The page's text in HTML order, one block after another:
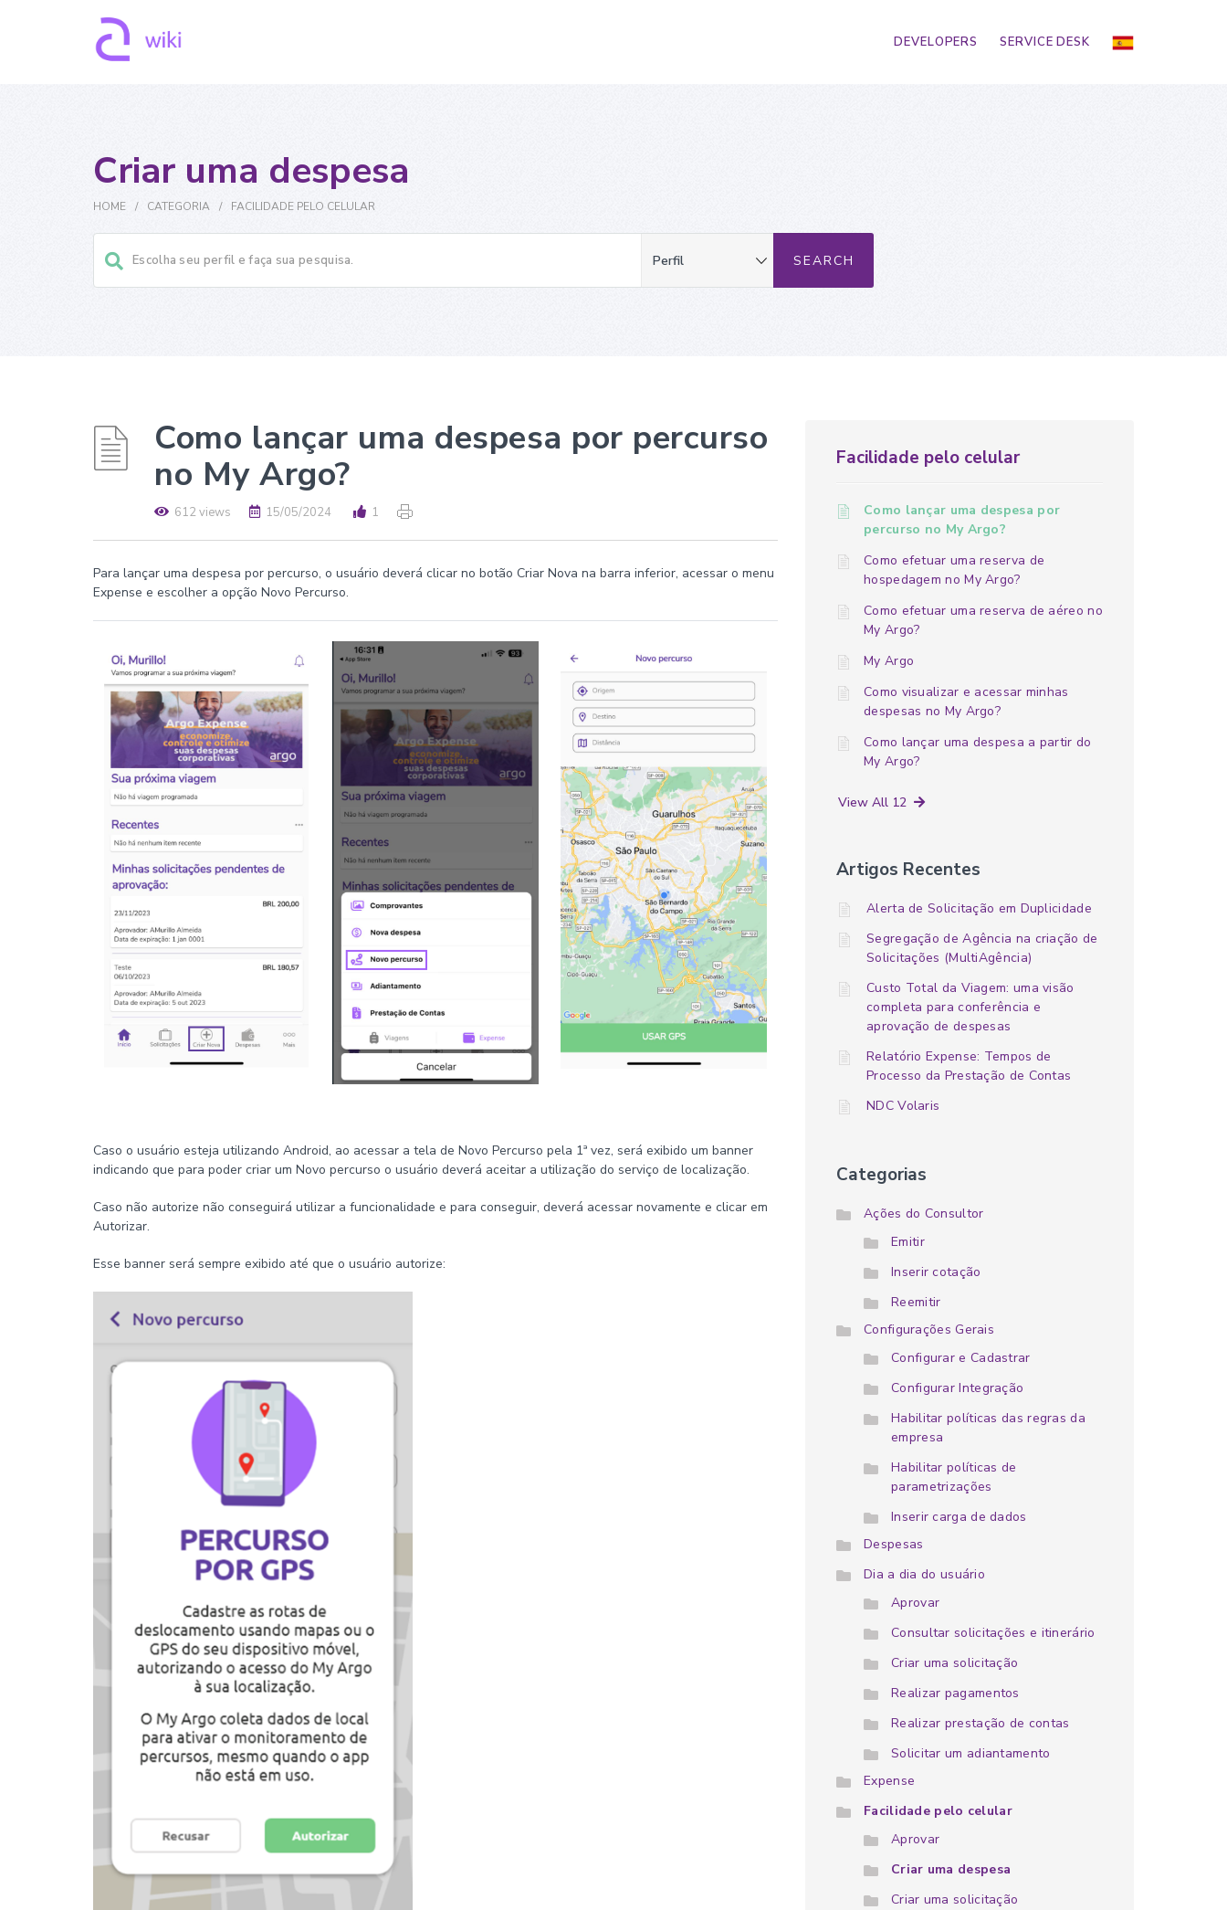
DEVELOPERS SERVICE DESK
Criar uma despesa
HOME / CATEGORIA / FACILIDADE PELO CELULAR
Como lançar uma despesa por percurso
no My Argo?
612 views 15/05/2024 1
Para lançar uma despesa por percurso, o usuário deverá clicar no botão Criar Nova na barra inferior, acessar o menu
Expense e escolher a opção Novo Percurso.
Caso o usuário esteja utilizando Android, ao acessar a tela de Novo Percurso pela 1ª vez, será exibido um banner
indicando que para poder criar um Novo percurso o usuário deverá aceitar a utilização do serviço de localização.
Caso não autorize não conseguirá utilizar a funcionalidade e para conseguir, deverá acessar novamente e clicar em
Autorizar.
Esse banner será sempre exibido até que o usuário autorize:
Facilidade pelo celular
Como lançar uma despesa por
percurso no My Argo?
Como efetuar uma reserva de
hospedagem no My Argo?
Como efetuar uma reserva de aéreo no
My Argo?
My Argo
Como visualizar e acessar minhas
despesas no My Argo?
Como lançar uma despesa a partir do
My Argo?
View All 12
Artigos Recentes
Alerta de Solicitação em Duplicidade
Segregação de Agência na criação de
Solicitações (MultiAgência)
Custo Total da Viagem: uma visão
completa para conferência e
aprovação de despesas
Relatório Expense: Tempos de
Processo da Prestação de Contas
NDC Volaris
Categorias
Ações do Consultor
Emitir
Inserir cotação
Reemitir
Configurações Gerais
Configurar e Cadastrar
Configurar Integração
Habilitar políticas das regras da
empresa
Habilitar políticas de
parametrizações
Inserir carga de dados
Despesas
Dia a dia do usuário
Aprovar
Consultar solicitações e itinerário
Criar uma solicitação
Realizar pagamentos
Realizar prestação de contas
Solicitar um adiantamento
Expense
Facilidade pelo celular
Aprovar
Criar uma despesa
Criar uma solicitação